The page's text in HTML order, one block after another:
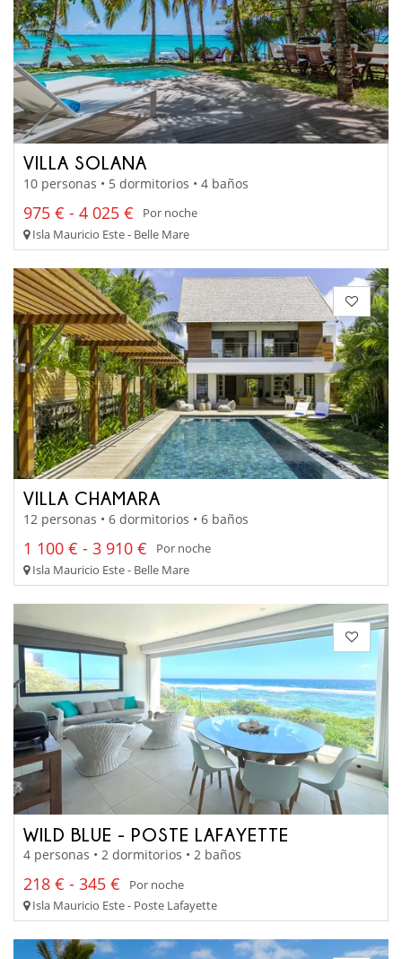
VILLA SOLANA
10 personas • 5 dormitorios • 4 baños
975 € - 4 025 €
Por noche
Isla Mauricio Este - Belle Mare
VILLA CHAMARA
12 personas • 6 dormitorios • 6 baños
1 100 € - 3 910 €
Por noche
Isla Mauricio Este - Belle Mare
WILD BLUE - POSTE LAFAYETTE
4 personas • 2 dormitorios • 2 baños
218 € - 345 €
Por noche
Isla Mauricio Este - Poste Lafayette